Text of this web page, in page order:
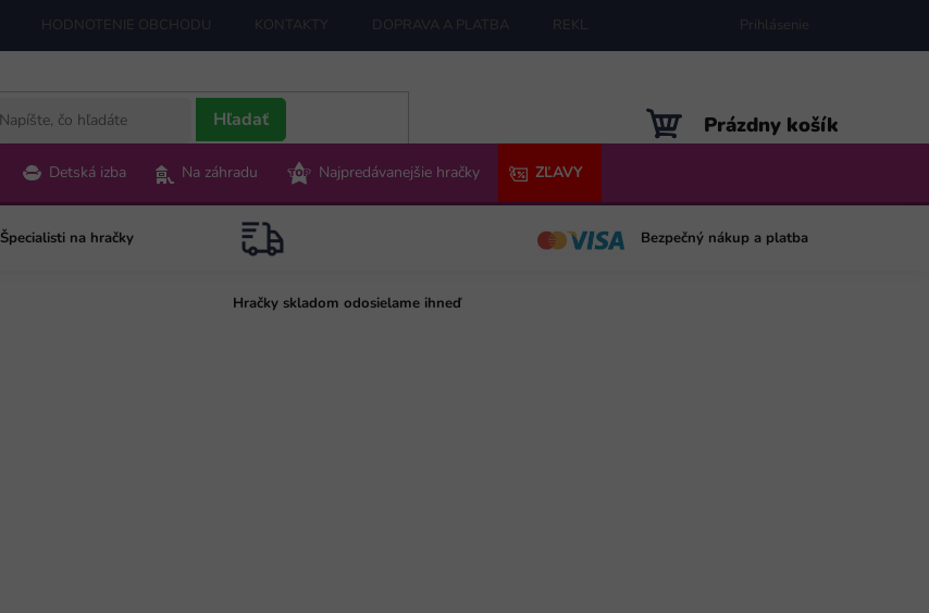
HODNOTENIE OBCHODU KONTAKTY DOPRAVA A PLATBA REKLAMÁCIE MAPA SERVERU
Prihlásenie
Hľadať
NÁKUPNÝ
KOŠÍK
Prázdny košík
Detská izba Na záhradu Najpredávanejšie hračky ZĽAVY
Špecialisti na hračky
Hračky skladom odosielame ihneď
Bezpečný nákup a platba